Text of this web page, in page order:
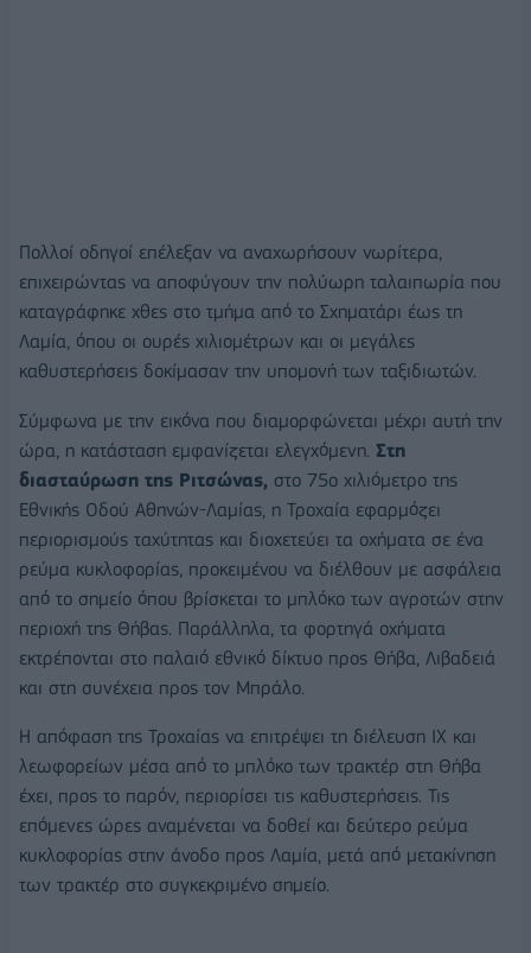
Πολλοί οδηγοί επέλεξαν να αναχωρήσουν νωρίτερα,
επιχειρώντας να αποφύγουν την πολύωρη ταλαιπωρία που
καταγράφηκε χθες στο τμήμα από το Σχηματάρι έως τη
Λαμία, όπου οι ουρές χιλιομέτρων και οι μεγάλες
καθυστερήσεις δοκίμασαν την υπομονή των ταξιδιωτών.
Σύμφωνα με την εικόνα που διαμορφώνεται μέχρι αυτή την
ώρα, η κατάσταση εμφανίζεται ελεγχόμενη. Στη
διασταύρωση της Ριτσώνας, στο 75ο χιλιόμετρο της
Εθνικής Οδού Αθηνών-Λαμίας, η Τροχαία εφαρμόζει
περιορισμούς ταχύτητας και διοχετεύει τα οχήματα σε ένα
ρεύμα κυκλοφορίας, προκειμένου να διέλθουν με ασφάλεια
από το σημείο όπου βρίσκεται το μπλόκο των αγροτών στην
περιοχή της Θήβας. Παράλληλα, τα φορτηγά οχήματα
εκτρέπονται στο παλαιό εθνικό δίκτυο προς Θήβα, Λιβαδειά
και στη συνέχεια προς τον Μπράλο.
Η απόφαση της Τροχαίας να επιτρέψει τη διέλευση ΙΧ και
λεωφορείων μέσα από το μπλόκο των τρακτέρ στη Θήβα
έχει, προς το παρόν, περιορίσει τις καθυστερήσεις. Τις
επόμενες ώρες αναμένεται να δοθεί και δεύτερο ρεύμα
κυκλοφορίας στην άνοδο προς Λαμία, μετά από μετακίνηση
των τρακτέρ στο συγκεκριμένο σημείο.